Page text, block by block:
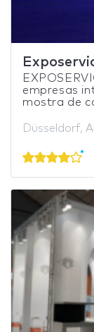
empresas
mostra de
Düsseldorf,